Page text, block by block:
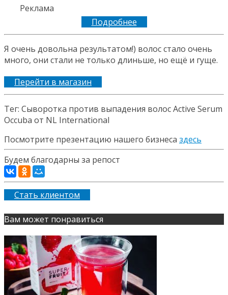
Реклама
Подробнее
Я очень довольна результатом!) волос стало очень
много, они стали не только длиньше, но ещё и гуще.
Перейти в магазин
Тег: Сыворотка против выпадения волос Active Serum
Occuba от NL International
Посмотрите презентацию нашего бизнеса здесь
Будем благодарны за репост
Стать клиентом
Вам может понравиться